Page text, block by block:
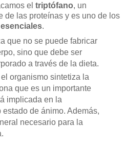
el triptófano, un
de las proteínas y es uno de los
.
que no se puede fabricar
sino que debe ser
a través de la dieta.
organismo sintetiza la
que es un importante
implicada en la
de ánimo. Además,
necesario para la